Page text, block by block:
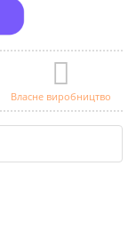
Власне виробництво